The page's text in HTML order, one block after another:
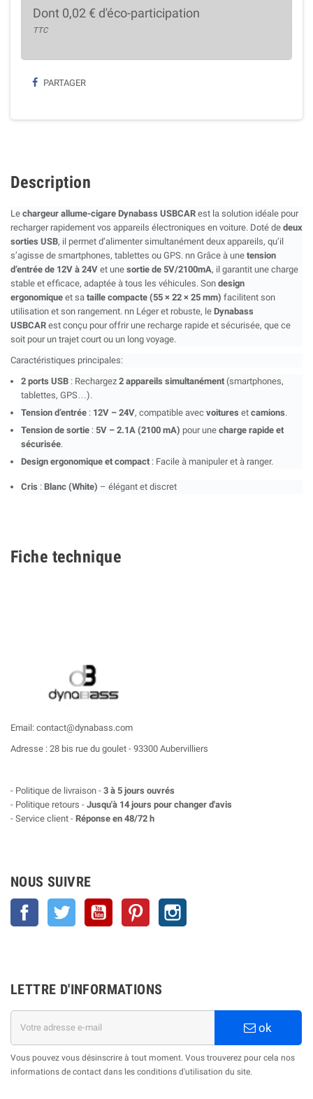
Dont 0,02 € d'éco-participation
TTC
PARTAGER
Description
Le chargeur allume-cigare Dynabass USBCAR est la solution idéale pour
recharger rapidement vos appareils électroniques en voiture. Doté de deux
sorties USB, il permet d’alimenter simultanément deux appareils, qu’il
s’agisse de smartphones, tablettes ou GPS. nn Grâce à une tension
d’entrée de 12V à 24V et une sortie de 5V/2100mA, il garantit une charge
stable et efficace, adaptée à tous les véhicules. Son design
ergonomique et sa taille compacte (55 × 22 × 25 mm) facilitent son
utilisation et son rangement. nn Léger et robuste, le Dynabass
USBCAR est conçu pour offrir une recharge rapide et sécurisée, que ce
soit pour un trajet court ou un long voyage.
Caractéristiques principales:
2 ports USB : Rechargez 2 appareils simultanément (smartphones,
tablettes, GPS…).
Tension d’entrée : 12V – 24V, compatible avec voitures et camions.
Tension de sortie : 5V – 2.1A (2100 mA) pour une charge rapide et
sécurisée.
Design ergonomique et compact : Facile à manipuler et à ranger.
Cris : Blanc (White) – élégant et discret
Fiche technique
Email: contact@dynabass.com
Adresse : 28 bis rue du goulet - 93300 Aubervilliers
- Politique de livraison - 3 à 5 jours ouvrés
- Politique retours - Jusqu'à 14 jours pour changer d'avis
- Service client - Réponse en 48/72 h
NOUS SUIVRE
Facebook Twitter YouTube Pinterest
LETTRE D'INFORMATIONS
ok
Vous pouvez vous désinscrire à tout moment. Vous trouverez pour cela nos
informations de contact dans les conditions d'utilisation du site.